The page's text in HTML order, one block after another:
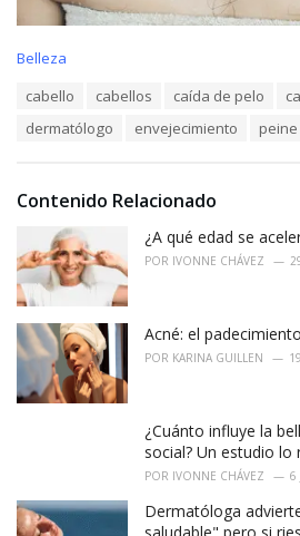
C
i
:
Belleza
cabello cabellos caída de pelo
dermatólogo
envejecimiento peine
Contenido Relacionado
¿A qué edad se
POR IVONNE CHÁVEZ
Acné: el
POR KARINA GUILLEN
¿Cuánto influye la
social? Un estudio lo
POR IVONNE CHÁVEZ 6
Dermatóloga